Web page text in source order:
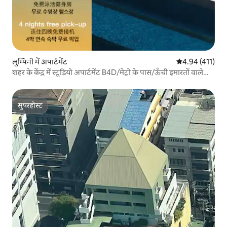
लुम्पिनी में अपार्टमेंट औसत रेटिंग 5 में से
4.94 (411)
शहर के केंद्र में स्टूडियो अपार्टमेंट B4D/मेट्रो के पास/ऊँची इमारतों वाले
स्विमिंग पूल/फ़िटनेस/ऊँची इमारतों वाला बार/चार रातों के लिए मुफ़्त
एयरपोर्ट पिक-अप
सुपरहोस्ट
सुपरहोस्ट